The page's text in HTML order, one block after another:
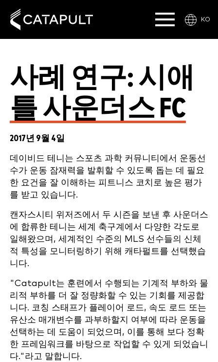
KO
사례 연구: 시애
틀 사운더스 FC
2017년 9월 4일
데이비드 테니는 스포츠 과학 커뮤니티에서 운동선
수가 운동 잠재력을 발휘할 수 있도록 돕는 데 필요
한 요건을 잘 이해하는 피트니스 코치로 높은 평가
를 받고 있습니다.
캔자스시티 위저즈에서 두 시즌을 보낸 후 사운더스
에 합류한 테니는 세계 축구계에서 다양한 각도로
일해왔으며, 세계적인 수준의 MLS 선수들의 신체
적 특성을 모니터링하기 위해 캐타펄트를 선택했습
니다.
"Catapult는 훈련에서 수행되는 기계적 부하와 물
리적 부하를 더 잘 정량화할 수 있는 기회를 제공합
니다. 코칭 스태프가 플레이어 로드, 속도 로드 또는
유산소 매개변수를 과부하할지 여부에 따라 운동을
선택하는 데 도움이 되었으며, 이를 통해 보다 정확
한 프레임워크를 바탕으로 작업할 수 있게 되었습니
다."라고 말합니다.